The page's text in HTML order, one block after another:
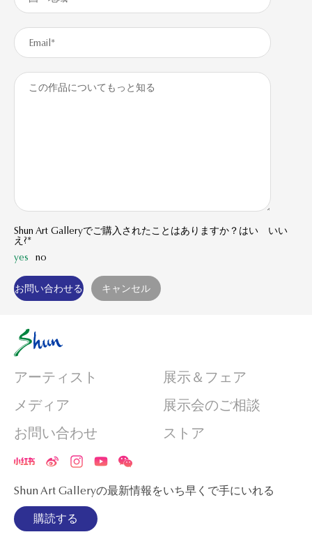
Shun Art Galleryでご購入されたことはありますか？はい いい
え?*
yes
no
アーティスト
展示＆フェア
メディア
展示会のご相談
お問い合わせ
ストア
Shun Art Galleryの最新情報をいち早くで手にいれる
購読する